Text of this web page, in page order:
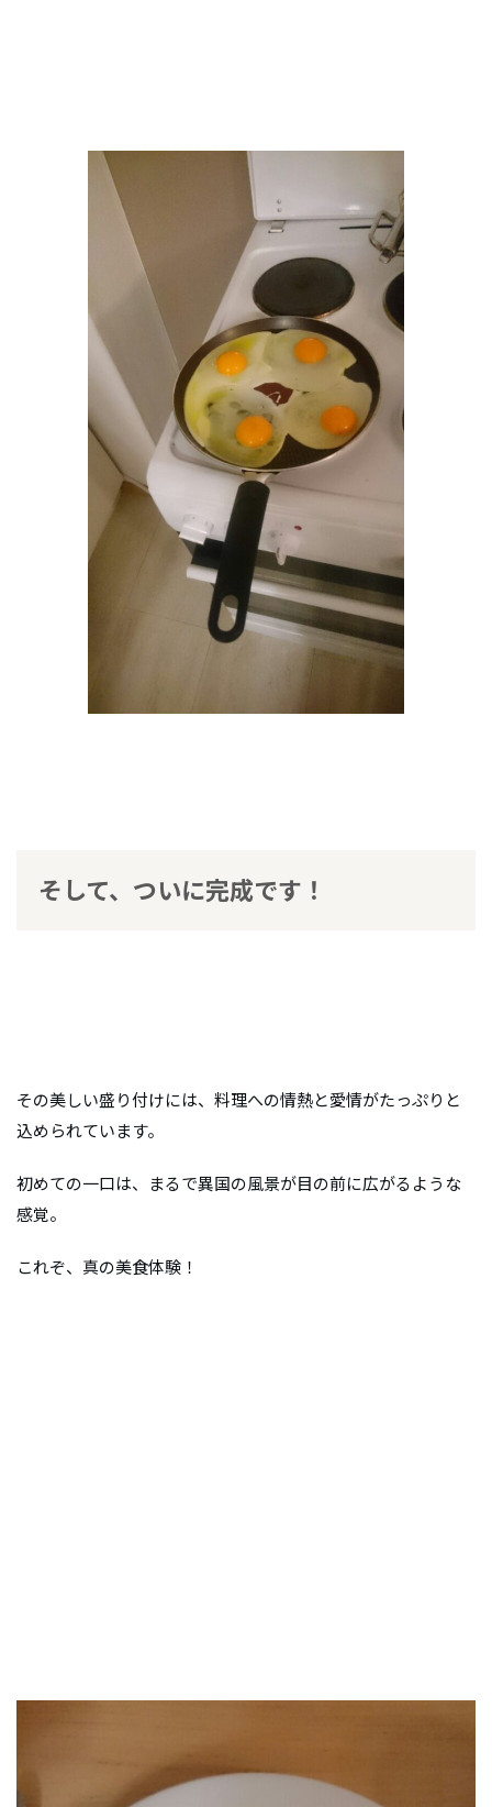
そして、ついに完成です！
その美しい盛り付けには、料理への情熱と愛情がたっぷりと
込められています。
初めての一口は、まるで異国の風景が目の前に広がるような
感覚。
これぞ、真の美食体験！